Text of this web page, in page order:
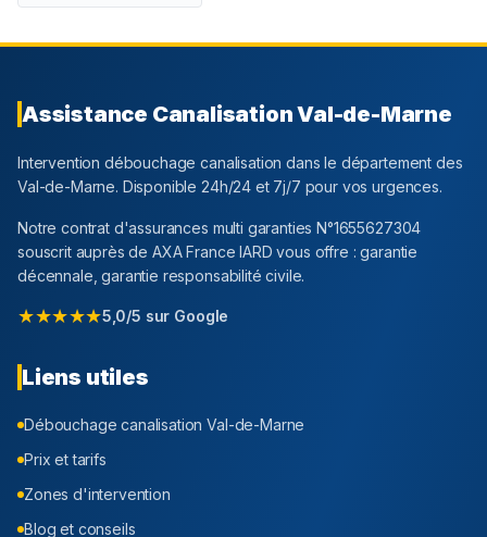
Assistance CanalisationVal-de-Marne
Intervention débouchage canalisation dans le département des
Val-de-Marne. Disponible 24h/24 et 7j/7 pour vos urgences.
Notre contrat d'assurances multi garanties N°1655627304
souscrit auprès de AXA France IARD vous offre : garantie
décennale, garantie responsabilité civile.
★★★★★5,0/5 sur Google
Liens utiles
Débouchage canalisationVal-de-Marne
Prix et tarifs
Zones d'intervention
Blog et conseils